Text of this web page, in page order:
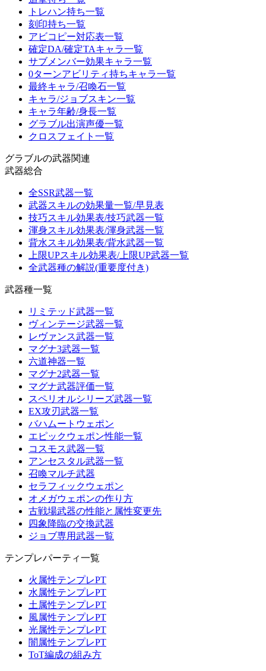
トレハン持ち一覧
刻印持ち一覧
アビコピー対応表一覧
確定DA/確定TAキャラ一覧
サブメンバー効果キャラ一覧
0ターンアビリティ持ちキャラ一覧
最終キャラ/召喚石一覧
キャラ/ジョブスキン一覧
キャラ年齢/身長一覧
グラブル出演声優一覧
クロスフェイト一覧
グラブルの武器関連
武器総合
全SSR武器一覧
武器スキルの効果量一覧/早見表
技巧スキル効果表/技巧武器一覧
渾身スキル効果表/渾身武器一覧
背水スキル効果表/背水武器一覧
上限UPスキル効果表/上限UP武器一覧
全武器種の解説(重要度付き)
武器種一覧
リミテッド武器一覧
ヴィンテージ武器一覧
レヴァンス武器一覧
マグナ3武器一覧
六道神器一覧
マグナ2武器一覧
マグナ武器評価一覧
スペリオルシリーズ武器一覧
EX攻刃武器一覧
バハムートウェポン
エピックウェポン性能一覧
コスモス武器一覧
アンセスタル武器一覧
召喚マルチ武器
セラフィックウェポン
オメガウェポンの作り方
古戦場武器の性能と属性変更先
四象降臨の交換武器
ジョブ専用武器一覧
テンプレパーティ一覧
火属性テンプレPT
水属性テンプレPT
土属性テンプレPT
風属性テンプレPT
光属性テンプレPT
闇属性テンプレPT
ToT編成の組み方